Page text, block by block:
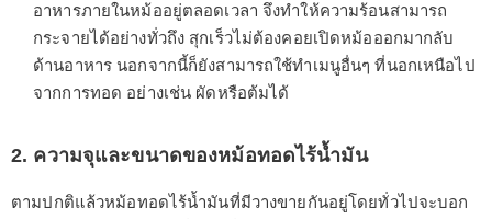
อาหารภายในหม้ออยู่ตลอดเวลา จึงทำให้ความร้อนสามารถ
กระจายได้อย่างทั่วถึง สุกเร็วไม่ต้องคอยเปิดหม้อออกมากลับ
ด้านอาหาร นอกจากนี้ก็ยังสามารถใช้ทำเมนูอื่นๆ ที่นอกเหนือไป
จากการทอด อย่างเช่น ผัดหรือต้มได้
2. ความจุและขนาดของหม้อทอดไร้น้ำมัน
ตามปกติแล้วหม้อทอดไร้น้ำมันที่มีวางขายกันอยู่โดยทั่วไปจะบอก